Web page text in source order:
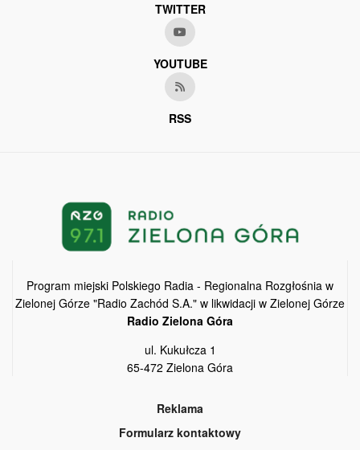
TWITTER
YOUTUBE
RSS
Program miejski Polskiego Radia - Regionalna Rozgłośnia w
Zielonej Górze "Radio Zachód S.A." w likwidacji w Zielonej Górze
Radio Zielona Góra
ul. Kukułcza 1
65-472 Zielona Góra
Reklama
Formularz kontaktowy